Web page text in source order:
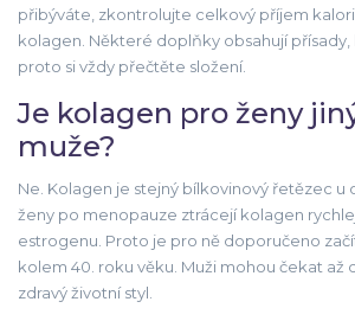
přibýváte, zkontrolujte celkový příjem
kolagen. Některé doplňky obsahují
proto si vždy přečtěte složení.
Je kolagen pro ženy
muže?
Ne. Kolagen je stejný bílkovinový řetězec u
ženy po menopauze ztrácejí kolagen
estrogenu. Proto je pro ně doporučeno
kolem 40. roku věku. Muži mohou čekat až
zdravý životní styl.